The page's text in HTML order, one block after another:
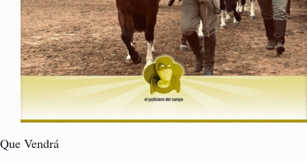
Que Vendrá